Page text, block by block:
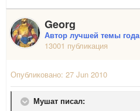
Georg
Автор лучшей темы года
13001 публикация
Опубликовано: 27 Jun 2010
Мушат писал: